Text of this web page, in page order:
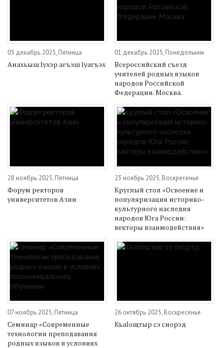
05 декабрь 2025, Пятница
Анахьыш1ухэр агъэш1уагъэх
01 декабрь 2025, Понедельник
Всероссийский съезд
учителей родных языков
народов Российской
Федерации. Москва.
28 ноябрь 2025, Пятница
Форум ректоров
университетов Азии
23 ноябрь 2025, Воскресенье
Круглый стол «Освоение и
популяризация историко-
культурного наследия
народов Юга России:
векторы взаимодействия»
07 ноябрь 2025, Пятница
Семинар «Современные
технологии преподавания
родных языков в условиях
26 октябрь 2025, Воскресенье
КъаIощтыр сэ сиорэд